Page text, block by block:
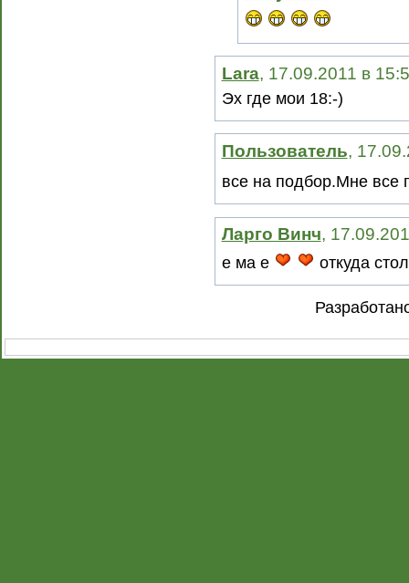
Lara, 17.09.2011 в
Эх где мои 18:-)
Пользователь,
все на подбор.Мне все
Ларго Винч,
е ма е откуда